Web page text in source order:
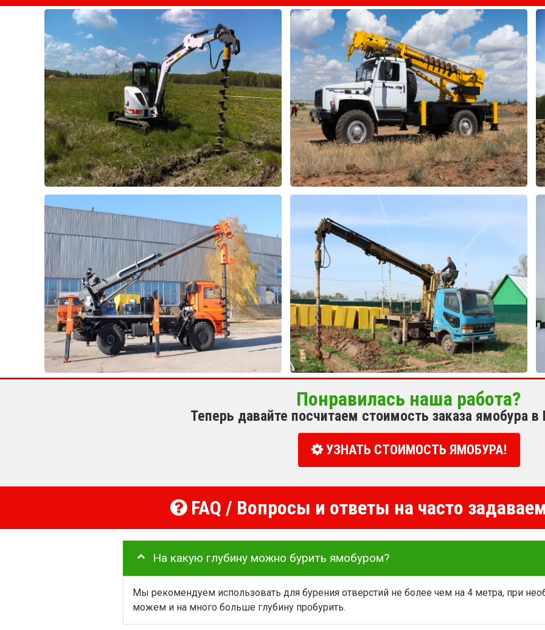
Понравилась наша работа?
Теперь давайте посчитаем стоимость заказа ямобура
УЗНАТЬ СТОИМОСТЬ ЯМОБУРА!
FAQ / Вопросы и ответы на часто
На какую глубину можно бурить ямобуром?
Мы рекомендуем использовать для бурения отверстий не более чем на 4 метра, при
можем и на много больше глубину пробурить.